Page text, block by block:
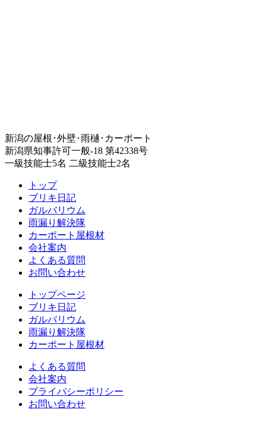
新潟の屋根･外壁･雨樋･カーポート
新潟県知事許可一般-18 第42338号
一級技能士5名 二級技能士2名
トップ
ブリキ日記
ガルバリウム
雨漏り解決隊
カーポート屋根材
会社案内
よくある質問
お問い合わせ
トップページ
ブリキ日記
ガルバリウム
雨漏り解決隊
カーポート屋根材
よくある質問
会社案内
プライバシーポリシー
お問い合わせ